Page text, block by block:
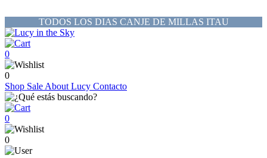
TODOS LOS DIAS CANJE DE MILLAS ITAU
0
0
Shop Sale About Lucy Contacto
0
0